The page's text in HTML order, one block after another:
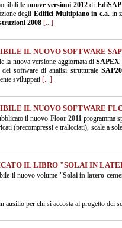
le nuove versioni 2012di EdiSAP
degliEdifici Multipiano in c.a. in
2008 [...]
IL NUOVO SOFTWARE
la nuova versione aggiornata diSAPEX
del software di analisi strutturale
sviluppati [...]
IL NUOVO SOFTWARE
il nuovo Floor 2011programma
(precompressi e tralicciati), scale a
IL LIBRO "SOLAI IN
il nuovo volume "Solai in latero-
ausilio per chi si accosta al progetto dei